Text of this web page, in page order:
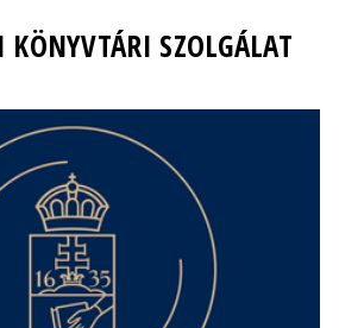
KÖNYVTÁRI SZOLGÁLAT